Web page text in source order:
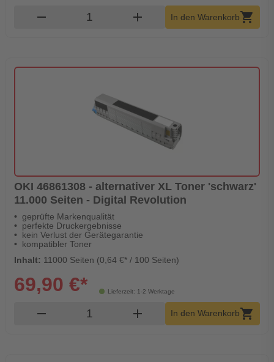
remove Produkt Warenkorb Menge
add In den Warenkorbshopping_cart
OKI 46861308 - alternativer XL Toner 'schwarz'
11.000 Seiten - Digital Revolution
geprüfte Markenqualität
perfekte Druckergebnisse
kein Verlust der Gerätegarantie
kompatibler Toner
Inhalt: 11000 Seiten (0,64 €* / 100 Seiten)
Lieferzeit: 1-2 Werktage
69,90 €*
remove Produkt Warenkorb Menge
add In den Warenkorbshopping_cart